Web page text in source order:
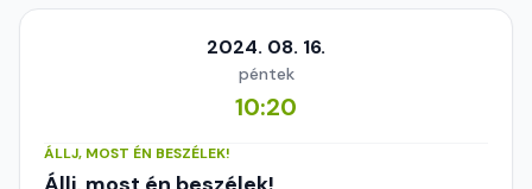
2024. 08. 16.
péntek
10:20
ÁLLJ, MOST ÉN BESZÉLEK!